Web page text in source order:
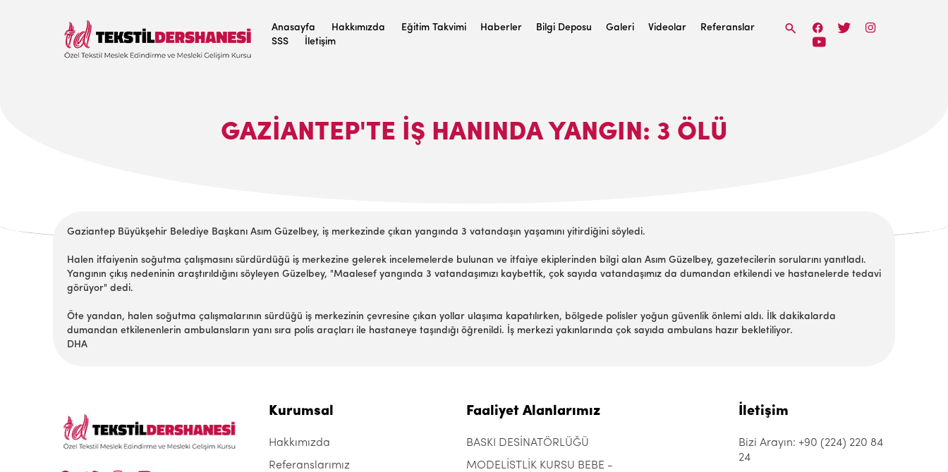
Anasayfa Hakkımızda Eğitim Takvimi Haberler Bilgi Deposu Galeri Videolar
Referanslar
SSS
İletişim
GAZIANTEP'TE IŞ HANINDA YANGIN: 3 ÖLÜ
Gaziantep Büyükşehir Belediye Başkanı Asım Güzelbey, iş merkezinde çıkan yangında 3 vatandaşın yaşamını yitirdiğini söyledi.
Halen itfaiyenin soğutma çalışmasını sürdürdüğü iş merkezine gelerek incelemelerde bulunan ve itfaiye ekiplerinden bilgi alan Asım Güzelbey, gazetecilerin sorularını yanıtladı.
Yangının çıkış nedeninin araştırıldığını söyleyen Güzelbey, "Maalesef yangında 3 vatandaşımızı kaybettik, çok sayıda vatandaşımız da dumandan etkilendi ve hastanelerde tedavi
görüyor" dedi.
Öte yandan, halen soğutma çalışmalarının sürdüğü iş merkezinin çevresine çıkan yollar ulaşıma kapatılırken, bölgede polisler yoğun güvenlik önlemi aldı. İlk dakikalarda
dumandan etkilenenlerin ambulansların yanı sıra polis araçları ile hastaneye taşındığı öğrenildi. İş merkezi yakınlarında çok sayıda ambulans hazır bekletiliyor.
DHA
Kurumsal
Hakkımızda
Referanslarımız
Faaliyet Alanlarımız
BASKI DESİNATÖRLÜĞÜ
MODELİSTLİK KURSU BEBE -
İletişim
Bizi Arayın: +90 (224) 220 84
24